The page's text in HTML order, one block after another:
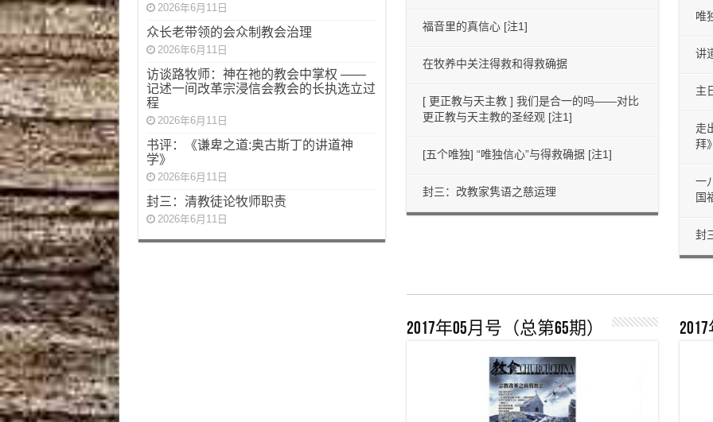
福音里的真信心 [注1]
在牧养中关注得救和得救确据
[ 更正教与天主教 ] 我们是合一的吗——对比
更正教与天主教的圣经观 [注1]
[五个唯独] “唯独信心”与得救确据 [注1]
封三：改教家隽语之慈运理
唯
讲
主
走
拜
一
国
封
2017年05月号（总第65期）
2026年6月11日
众长老带领的会众制教会治理
2026年6月11日
访谈路牧师：神在祂的教会中掌权 ——
记述一间改革宗浸信会教会的长执选立过
程
2026年6月11日
书评：《谦卑之道:奥古斯丁的讲道神
学》
2026年6月11日
封三：清教徒论牧师职责
2026年6月11日